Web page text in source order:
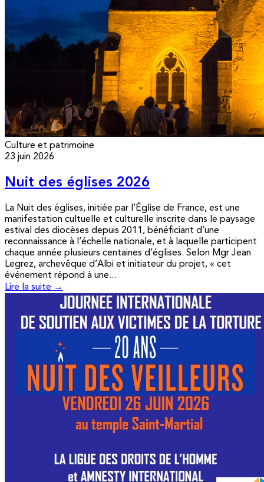
Culture et patrimoine
23 juin 2026
Nuit des églises 2026
La Nuit des églises, initiée par l’Église de France, est une
manifestation cultuelle et culturelle inscrite dans le paysage
estival des diocèses depuis 2011, bénéficiant d’une
reconnaissance à l’échelle nationale, et à laquelle participent
chaque année plusieurs centaines d’églises. Selon Mgr Jean
Legrez, archevêque d’Albi et initiateur du projet, « cet
événement répond à une...
Lire la suite →